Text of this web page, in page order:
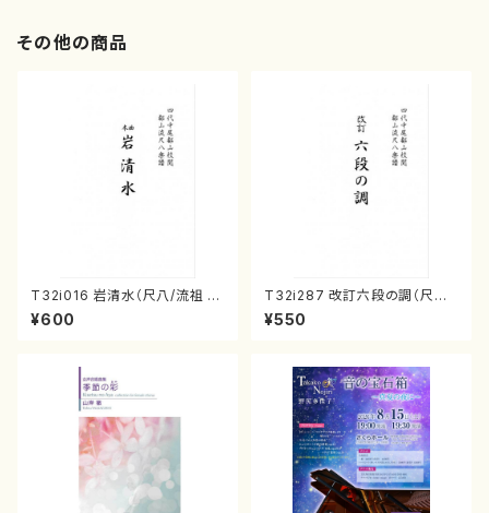
その他の商品
T32i016 岩清水（尺八/流祖 中
尾都山/楽譜）都山：15
¥600
T32i287 改訂六段の調（尺八/
八橋検校/楽譜）都山no:1142
¥550